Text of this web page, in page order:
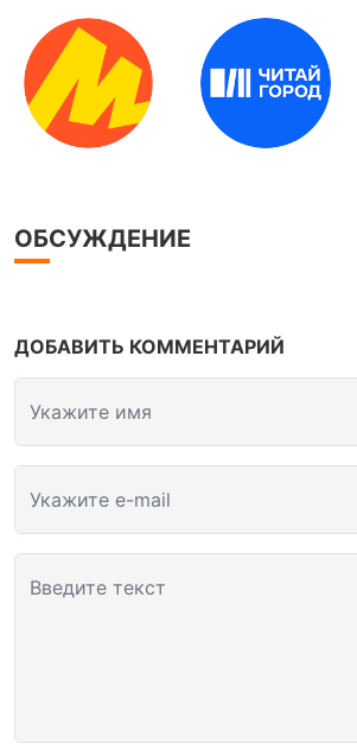
ОБСУЖДЕНИЕ
ДОБАВИТЬ КОММЕНТАРИЙ
Укажите имя
Укажите e-mail
Введите текст